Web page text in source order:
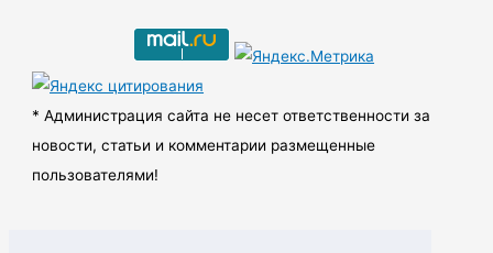
ы
* Администрация сайта не несет ответственности за
новости, статьи и комментарии размещенные
пользователями!